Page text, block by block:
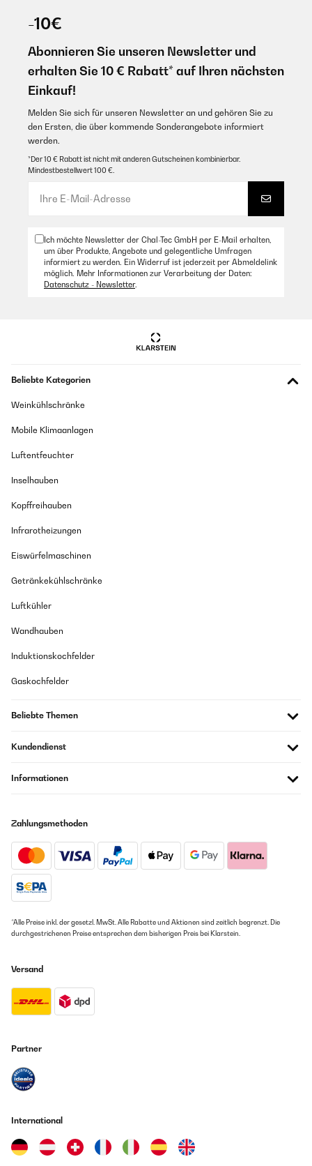
-10€
Abonnieren Sie unseren Newsletter und
erhalten Sie 10 € Rabatt* auf Ihren nächsten
Einkauf!
Melden Sie sich für unseren Newsletter an und gehören Sie zu
den Ersten, die über kommende Sonderangebote informiert
werden.
*Der 10 € Rabatt ist nicht mit anderen Gutscheinen kombinierbar.
Mindestbestellwert 100 €.
Ich möchte Newsletter der Chal-Tec GmbH per E-Mail erhalten,
um über Produkte, Angebote und gelegentliche Umfragen
informiert zu werden. Ein Widerruf ist jederzeit per Abmeldelink
möglich. Mehr Informationen zur Verarbeitung der Daten:
Datenschutz - Newsletter.
Beliebte Kategorien
Weinkühlschränke
Mobile Klimaanlagen
Luftentfeuchter
Inselhauben
Kopffreihauben
Infrarotheizungen
Eiswürfelmaschinen
Getränkekühlschränke
Luftkühler
Wandhauben
Induktionskochfelder
Gaskochfelder
Beliebte Themen
Kundendienst
Informationen
Zahlungsmethoden
*Alle Preise inkl. der gesetzl. MwSt. Alle Rabatte und Aktionen sind zeitlich begrenzt. Die
durchgestrichenen Preise entsprechen dem bisherigen Preis bei Klarstein.
Versand
Partner
International